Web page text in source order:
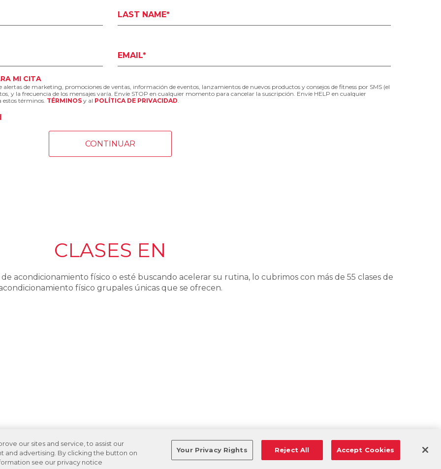
LAST NAME*
EMAIL*
MI CITA
alertas de marketing, promociones de ventas, información de eventos, lanzamientos de nuevos productos y consejos de fitness por SMS (el
y la frecuencia de los mensajes varía. Envíe STOP en cualquier momento para cancelar la suscripción. Envíe HELP en cualquier
estos términos. TÉRMINOS y al POLÍTICA DE PRIVACIDAD.
CLASES EN
acondicionamiento físico o esté buscando acelerar su rutina, lo cubrimos con más de 55 clases de
físico grupales únicas que se ofrecen.
our sites and service, to assist our
advertising. By clicking the button on
see our privacy notice
Your Privacy Rights Reject All Accept Cookies